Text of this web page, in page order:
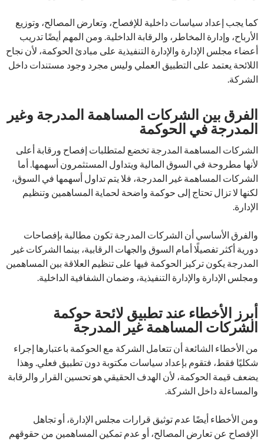
كما يجب إعداد سياسات داخلية للإفصاح، وتعارض المصالح، وتوزيع
الأرباح، وإدارة المخاطر، والرقابة الداخلية. ومن المهم أيضًا تدريب
أعضاء مجلس الإدارة والإدارة التنفيذية على مبادئ الحوكمة، لأن نجاح
اللائحة يعتمد على التطبيق العملي وليس مجرد وجود مستندات داخل
الشركة.
الفرق بين الشركات المساهمة المدرجة وغير
المدرجة في الحوكمة
الشركات المساهمة المدرجة تخضع لمتطلبات إفصاح ورقابة أعلى
لأنها مطروحة في السوق المالية ويتداول المستثمرون أسهمها. أما
الشركات المساهمة غير المدرجة، فلا يتم تداول أسهمها في السوق،
لكنها لا تزال تحتاج إلى حوكمة واضحة لحماية المساهمين وتنظيم
الإدارة.
والفرق الأساسي أن الشركات المدرجة تكون مطالبة بإفصاحات
دورية أكثر تفصيلًا أمام السوق والجهات الرقابية، بينما الشركات غير
المدرجة يكون تركيز الحوكمة فيها على تنظيم العلاقة بين المساهمين
ومجلس الإدارة والإدارة التنفيذية، وضمان الشفافية الداخلية.
أبرز الأخطاء عند تطبيق لائحة حوكمة
الشركات المساهمة غير المدرجة
من الأخطاء الشائعة أن تتعامل الشركة مع الحوكمة باعتبارها إجراء
شكليًا فقط، فتقوم بإعداد سياسات مكتوبة دون تطبيق فعلي. وهذا
يضعف قيمة الحوكمة، لأن الهدف الحقيقي هو تحسين القرار والرقابة
والمساءلة داخل الشركة.
ومن الأخطاء أيضًا عدم توثيق قرارات مجلس الإدارة، أو تجاهل
الإفصاح عن تعارض المصالح، أو عدم تمكين المساهمين من حقوقهم